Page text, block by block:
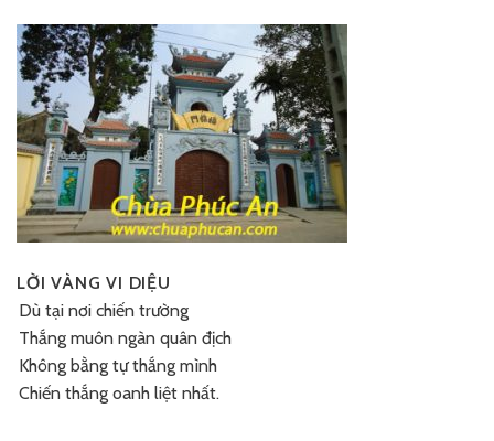
Phúc
An
LỜI VÀNG VI DIỆU
Dù tại nơi chiến trường
Thắng muôn ngàn quân địch
Không bằng tự thắng mình
Chiến thắng oanh liệt nhất.